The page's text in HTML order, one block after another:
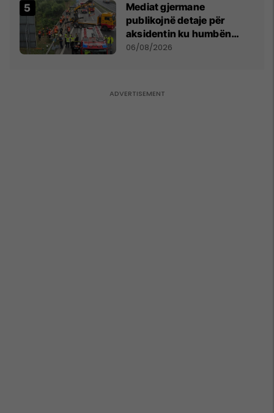
Mediat gjermane
publikojnë detaje për
aksidentin ku humbën
jetën tre mërgimtarë nga
06/08/2026